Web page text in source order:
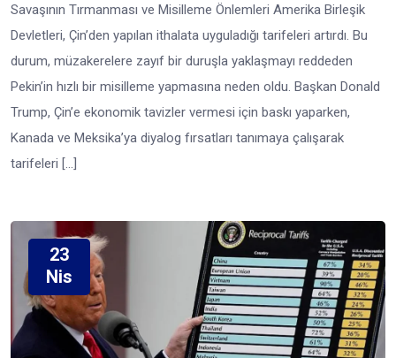
Savaşının Tırmanması ve Misilleme Önlemleri Amerika Birleşik
Devletleri, Çin’den yapılan ithalata uyguladığı tarifeleri artırdı. Bu
durum, müzakerelere zayıf bir duruşla yaklaşmayı reddeden
Pekin’in hızlı bir misilleme yapmasına neden oldu. Başkan Donald
Trump, Çin’e ekonomik tavizler vermesi için baskı yaparken,
Kanada ve Meksika’ya diyalog fırsatları tanımaya çalışarak
tarifeleri […]
23
Nis